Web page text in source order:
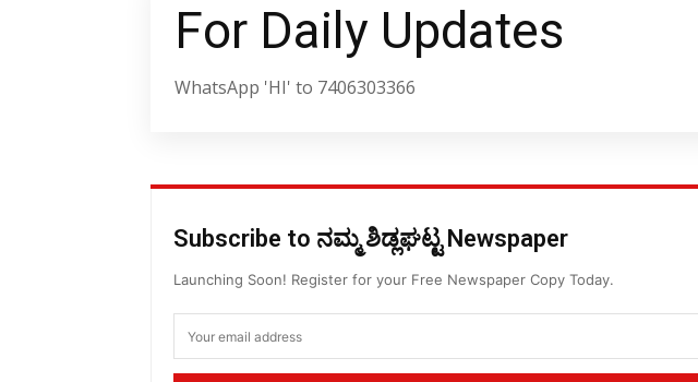
For Daily Updates
WhatsApp 'HI' to 7406303366
Subscribe to ನಮ್ಮ ಶಿಡ್ಲಘಟ್ಟ Newspaper
Launching Soon! Register for your Free Newspaper Copy Today.